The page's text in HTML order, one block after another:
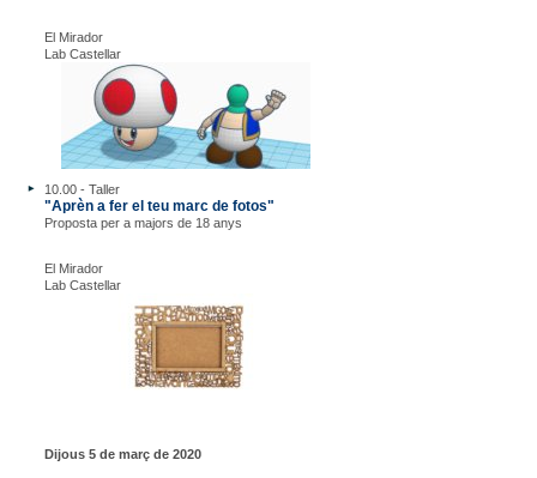
El Mirador
Lab Castellar
10.00 - Taller
"Aprèn a fer el teu marc de fotos"
Proposta per a majors de 18 anys
El Mirador
Lab Castellar
Dijous 5 de març de 2020